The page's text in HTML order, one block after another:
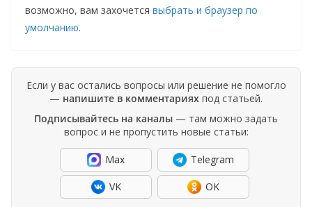
возможно, вам захочется выбрать и браузер по
умолчанию.
Если у вас остались вопросы или решение не помогло
— напишите в комментариях под статьей.
Подписывайтесь на каналы — там можно задать
вопрос и не пропустить новые статьи:
Max Telegram
VK OK